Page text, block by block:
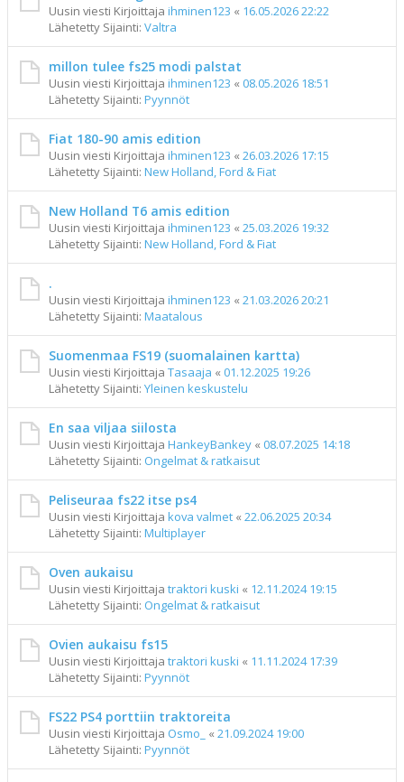
Uusin viesti Kirjoittaja ihminen123 « 16.05.2026 22:22
Lähetetty Sijainti: Valtra
millon tulee fs25 modi palstat
Uusin viesti Kirjoittaja ihminen123 « 08.05.2026 18:51
Lähetetty Sijainti: Pyynnöt
Fiat 180-90 amis edition
Uusin viesti Kirjoittaja ihminen123 « 26.03.2026 17:15
Lähetetty Sijainti: New Holland, Ford & Fiat
New Holland T6 amis edition
Uusin viesti Kirjoittaja ihminen123 « 25.03.2026 19:32
Lähetetty Sijainti: New Holland, Ford & Fiat
.
Uusin viesti Kirjoittaja ihminen123 « 21.03.2026 20:21
Lähetetty Sijainti: Maatalous
Suomenmaa FS19 (suomalainen kartta)
Uusin viesti Kirjoittaja Tasaaja « 01.12.2025 19:26
Lähetetty Sijainti: Yleinen keskustelu
En saa viljaa siilosta
Uusin viesti Kirjoittaja HankeyBankey « 08.07.2025 14:18
Lähetetty Sijainti: Ongelmat & ratkaisut
Peliseuraa fs22 itse ps4
Uusin viesti Kirjoittaja kova valmet « 22.06.2025 20:34
Lähetetty Sijainti: Multiplayer
Oven aukaisu
Uusin viesti Kirjoittaja traktori kuski « 12.11.2024 19:15
Lähetetty Sijainti: Ongelmat & ratkaisut
Ovien aukaisu fs15
Uusin viesti Kirjoittaja traktori kuski « 11.11.2024 17:39
Lähetetty Sijainti: Pyynnöt
FS22 PS4 porttiin traktoreita
Uusin viesti Kirjoittaja Osmo_ « 21.09.2024 19:00
Lähetetty Sijainti: Pyynnöt